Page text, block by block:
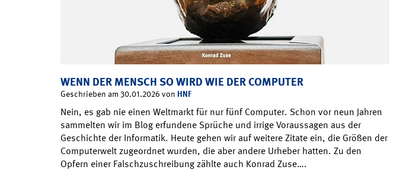
WENN DER MENSCH SO WIRD WIE DER COMPUTER
Geschrieben am 30.01.2026 von HNF
Nein, es gab nie einen Weltmarkt für nur fünf Computer. Schon vor neun Jahren
sammelten wir im Blog erfundene Sprüche und irrige Voraussagen aus der
Geschichte der Informatik. Heute gehen wir auf weitere Zitate ein, die Größen der
Computerwelt zugeordnet wurden, die aber andere Urheber hatten. Zu den
Opfern einer Falschzuschreibung zählte auch Konrad Zuse….